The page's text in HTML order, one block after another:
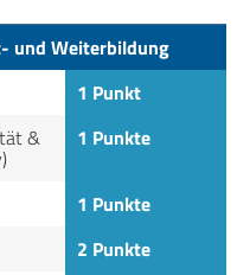
und Weiterbildung
1 Punkt
&
1 Punkte
1 Punkte
2 Punkte